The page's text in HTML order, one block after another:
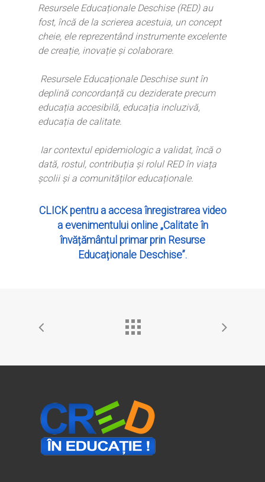
Resursele Educaționale Deschise (RED) au
fost, încă de la scrierea acestuia, un concept
cheie, ele reprezentând instrumente excelente
de creație, inovație și colaborare.
Resursele Educaționale Deschise sunt în
deplină concordanță cu deziderate precum
educația accesibilă, educația incluzivă,
educația de calitate.
Iar contextul epidemiologic a validat, încă o
dată, rostul, contribuția și rolul RED în viața
școlii și a comunităților educaționale.
CLICK pentru a accesa înregistrarea video
a evenimentului online „Calitate în
învățământul primar prin Resurse
Educaționale Deschise”.